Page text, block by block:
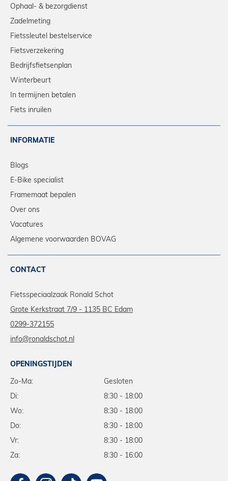
Ophaal- & bezorgdienst
Zadelmeting
Fietssleutel bestelservice
Fietsverzekering
Bedrijfsfietsenplan
Winterbeurt
In termijnen betalen
Fiets inruilen
INFORMATIE
Blogs
E-Bike specialist
Framemaat bepalen
Over ons
Vacatures
Algemene voorwaarden BOVAG
CONTACT
Fietsspeciaalzaak Ronald Schot
Grote Kerkstraat 7/9 - 1135 BC Edam
0299-372155
info@ronaldschot.nl
OPENINGSTIJDEN
Zo-Ma:
Gesloten
Di:
8:30 - 18:00
Wo:
8:30 - 18:00
Do:
8:30 - 18:00
Vr:
8:30 - 18:00
Za:
8:30 - 16:00